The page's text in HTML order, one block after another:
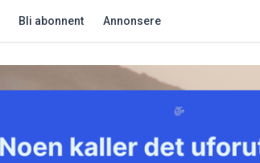
Bli abonnent Annonsere